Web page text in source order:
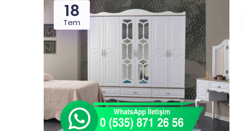
18
Tem